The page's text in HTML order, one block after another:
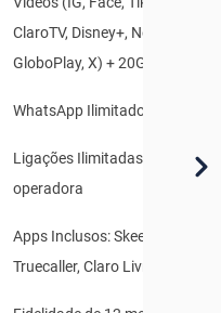
ClaroTV, Disney+, Netflix,
GloboPlay, X) + 20GB Bônus
WhatsApp Ilimitado
Ligações Ilimitadas para
operadora
Apps Inclusos: Skeelo, Claro
Truecaller, Claro Livros